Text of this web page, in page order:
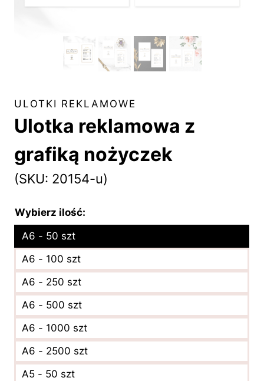
ULOTKI REKLAMOWE
Ulotka reklamowa z
grafiką nożyczek
(SKU: 20154-u)
Wybierz ilość:
A6 - 50 szt
A6 - 100 szt
A6 - 250 szt
A6 - 500 szt
A6 - 1000 szt
A6 - 2500 szt
A5 - 50 szt